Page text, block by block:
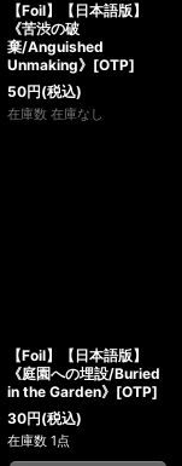
【Foil】【日本語版】
《苦渋の破
棄/Anguished
Unmaking》[OTP]
50円(税込)
在庫数 在庫なし
【Foil】【日本語版】
《庭園への埋設/Buried
in the Garden》[OTP]
30円(税込)
在庫数 1点